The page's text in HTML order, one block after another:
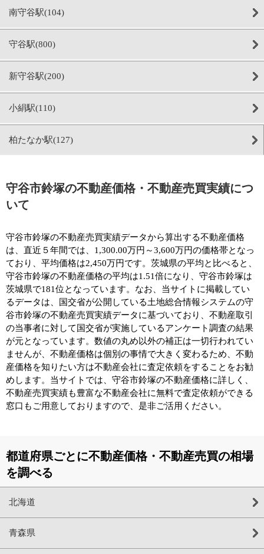
南守谷駅(104)
守谷駅(800)
新守谷駅(200)
小絹駅(110)
柏たなか駅(127)
守谷市鈴塚の不動産価格・不動産売買実績につ
いて
守谷市鈴塚の不動産売買実績データから算出する不動産価格
は、直近５年間では、1,300.00万円～3,600万円の価格帯となっ
ており、平均価格は2,450万円です。茨城県の平均と比べると、
守谷市鈴塚の不動産価格の平均は1.51倍になり、守谷市鈴塚は
茨城県で181位となっています。なお、当サイトに掲載してい
るデータは、国交省が公開している土地総合情報システムの守
谷市鈴塚の不動産売買実績データに基づいており、不動産取引
の当事者に対して国交省が実施しているアンケート調査の結果
が元となっています。数値の丸め以外の補正は一切行われてい
ませんが、不動産価格は個別の事情で大きく変わるため、不動
産価格を知りたい方は不動産会社に査定依頼をすることをお勧
めします。当サイトでは、守谷市鈴塚の不動産価格に詳しく、
不動産売買実績も豊富な不動産会社に無料で査定依頼ができる
窓口もご用意しておりますので、是非ご活用ください。
都道府県ごとに不動産価格・不動産売買の相場
を調べる
北海道
青森県